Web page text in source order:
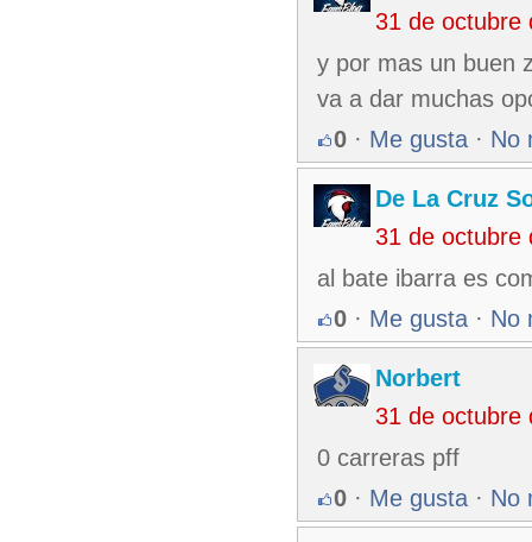
31 de octubre
y por mas un buen
va a dar muchas
0 · Me gusta · No
De La Cruz
31 de octubre
al bate ibarra es
0 · Me gusta · No
Norbert
31 de octubre
0 carreras pff
0 · Me gusta · No